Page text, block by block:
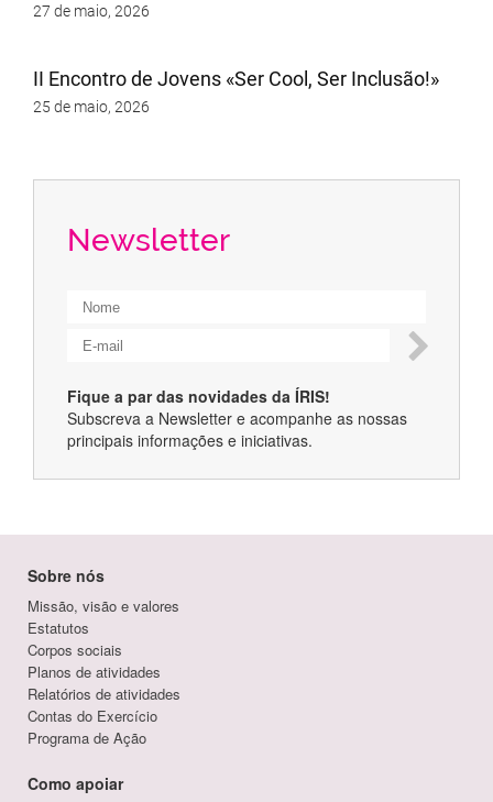
27 de maio, 2026
II Encontro de Jovens «Ser Cool, Ser Inclusão!»
25 de maio, 2026
Newsletter
Fique a par das novidades da ÍRIS!
Subscreva a Newsletter e acompanhe as nossas
principais informações e iniciativas.
Sobre nós
Missão, visão e valores
Estatutos
Corpos sociais
Planos de atividades
Relatórios de atividades
Contas do Exercício
Programa de Ação
Como apoiar